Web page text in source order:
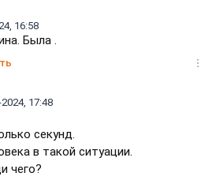
16:58
Была .
17:48
секунд.
в такой ситуации.
чего?